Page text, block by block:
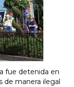
fue detenida en
de manera ilegal